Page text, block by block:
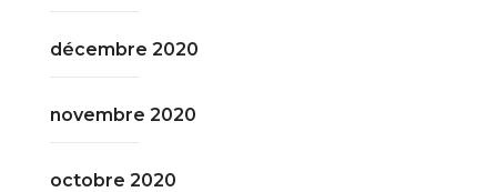
décembre 2020
novembre 2020
octobre 2020